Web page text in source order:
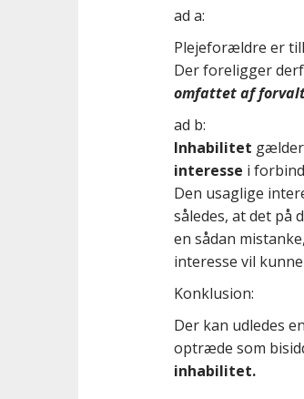
ad a:
Plejeforældre er
Der foreligger
omfattet af
ad b:
Inhabilitet
interesse i
Den usaglige
således, at det på
en sådan
interesse vil
Konklusion:
Der kan udledes
optræde som
inhabilitet.